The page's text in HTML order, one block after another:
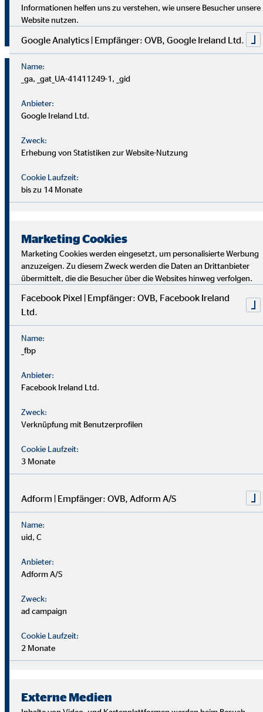
Jetzt klicken und bewerben!
Bei uns findest du Sicherheit, Selbstbestimmung und
Flexibilität. Teamarbeit und Austausch stehen im
Mittelpunkt. Dein Alltag ist vielfältig, da jede*r Kund*in
individuelle Lösungen braucht. Als OVB-Berater*in
unterstützt du Kund*innen, die richtigen finanziellen
Entscheidungen zu treffen.
Wir suchen Persönlichkeiten mit Charakter, die aus dem
Du musst kein Finanzprofi sein – unsere Ausbildung bereitet
Informationen helfen uns zu verstehen, wie unsere Besucher unsere
Website nutzen.
Google Analytics | Empfänger: OVB, Google Ireland Ltd.
Name:
_ga, _gat_UA-41411249-1, _gid
Anbieter:
Google Ireland Ltd.
Zweck:
Erhebung von Statistiken zur Website-Nutzung
Cookie Laufzeit:
bis zu 14 Monate
Marketing Cookies
Marketing Cookies werden eingesetzt, um personalisierte Werbung
anzuzeigen. Zu diesem Zweck werden die Daten an Drittanbieter
übermittelt, die die Besucher über die Websites hinweg verfolgen.
Facebook Pixel | Empfänger: OVB, Facebook Ireland
Ltd.
Name:
_fbp
Anbieter:
Facebook Ireland Ltd.
Zweck:
Verknüpfung mit Benutzerprofilen
Cookie Laufzeit:
3 Monate
Adform | Empfänger: OVB, Adform A/S
Name:
uid, C
Anbieter:
Adform A/S
Zweck:
ad campaign
Cookie Laufzeit:
2 Monate
Externe Medien